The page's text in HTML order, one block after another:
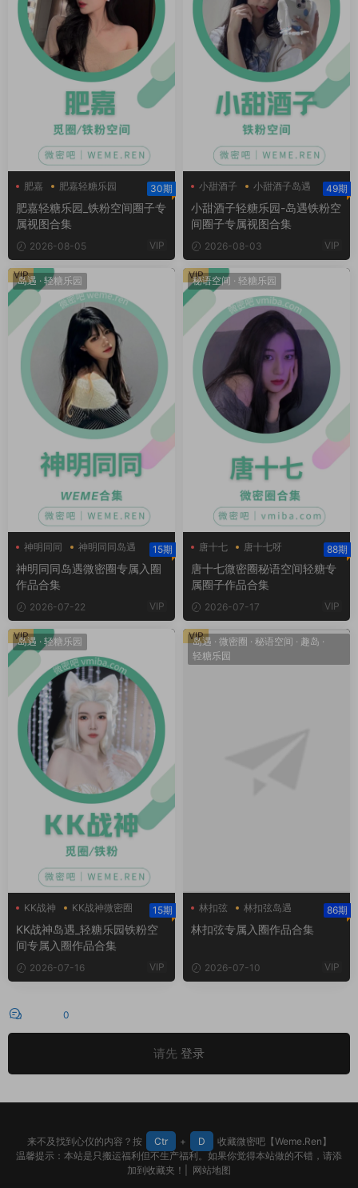
肥嘉
肥嘉轻糖乐园
肥嘉铁粉空间
30期
肥嘉轻糖乐园_铁粉空间圈子专
属视图合集
2026-08-05 VIP
小甜酒子
小甜酒子岛遇
小甜酒子微密圈
49期
小甜酒子轻糖乐园-岛遇铁粉空
间圈子专属视图合集
2026-08-03 VIP
岛遇 · 轻糖乐园
神明同同
神明同同岛遇
15期
神明同同岛遇微密圈专属入圈
作品合集
2026-07-22 VIP
VIP 秘语空间 · 轻糖乐园
唐十七
唐十七呀
唐十七微密圈
88期
唐十七微密圈秘语空间轻糖专
属圈子作品合集
2026-07-17 VIP
VIP
岛遇 · 轻糖乐园
KK战神 KK战神微密圈 15期
KK战神岛遇_轻糖乐园铁粉空
间专属入圈作品合集
2026-07-16 VIP
VIP 岛遇 · 微密圈 · 秘语空间 · 趣岛 ·
轻糖乐园
林扣弦
林扣弦岛遇
林扣弦微密圈
86期
林扣弦专属入圈作品合集
2026-07-10 VIP
VIP
0
请先 登录
来不及找到心仪的内容？按 Ctr + D
收藏微密吧【Weme.Ren】
温馨提示：本站是只搬运福利但不生产福利。如果你觉得本站做的不错，请添
加到收藏夹！| 网站地图